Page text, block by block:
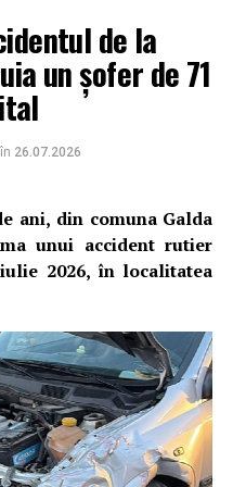
28 de ani, în timp ce se
raporturi sexuale cu
motiv pentru care
sub aspectul săvârșirii
numele bărbatului un
valabil pentru o perioadă
interzis să se apropie de
stabilirea tuturor
faptele și dispunerea
24 de ore reprezintă o
cercetată beneficiază de
de la
un șofer de 71
în 26.07.2026
ani, din comuna Galda
unui accident rutier
2026, în localitatea